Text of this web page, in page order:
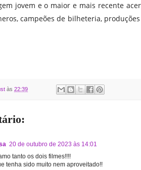
jovem e o maior e mais recente
campeões de bilheteria,
às 22:39
20 de outubro de 2023 às 14:01
tanto os dois filmes!!!!
tenha sido muito nem aproveitado!!